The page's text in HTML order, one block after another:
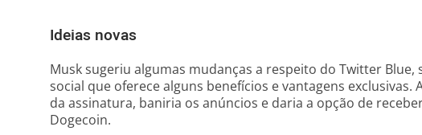
Ideias novas
Musk sugeriu algumas mudanças a respeito do Twitter
social que oferece alguns benefícios e vantagens
da assinatura, baniria os anúncios e daria a opção de
Dogecoin.